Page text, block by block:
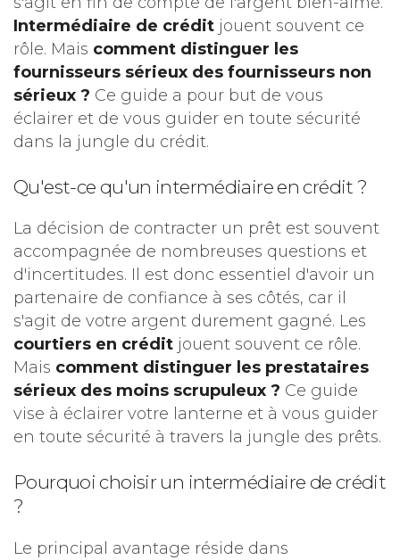
Intermédiaire de crédit jouent souvent ce
rôle. Mais comment distinguer les
fournisseurs sérieux des fournisseurs non
sérieux ? Ce guide a pour but de vous
éclairer et de vous guider en toute sécurité
dans la jungle du crédit.
Qu'est-ce qu'un intermédiaire en crédit ?
La décision de contracter un prêt est souvent
accompagnée de nombreuses questions et
d'incertitudes. Il est donc essentiel d'avoir un
partenaire de confiance à ses côtés, car il
s'agit de votre argent durement gagné. Les
courtiers en crédit jouent souvent ce rôle.
Mais comment distinguer les prestataires
sérieux des moins scrupuleux ? Ce guide
vise à éclairer votre lanterne et à vous guider
en toute sécurité à travers la jungle des prêts.
Pourquoi choisir un intermédiaire de crédit
?
Le principal avantage réside dans